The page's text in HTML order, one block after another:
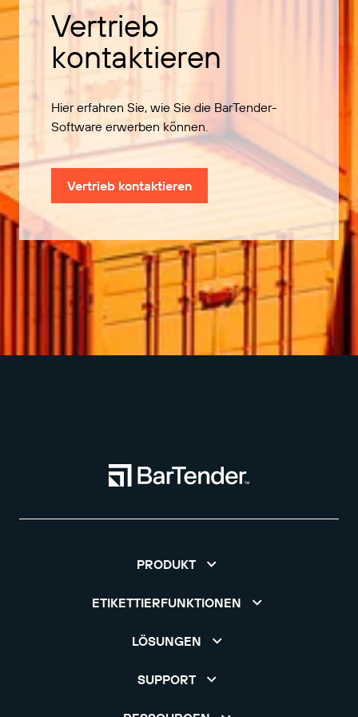
Vertrieb
kontaktieren
Hier erfahren Sie, wie Sie die BarTender-
Software erwerben können.
Vertrieb kontaktieren
PRODUKT
ETIKETTIERFUNKTIONEN
LÖSUNGEN
SUPPORT